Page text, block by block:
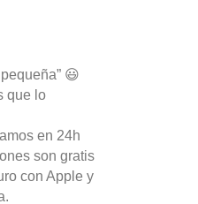
😃
que lo
en 24h
son gratis
con Apple y